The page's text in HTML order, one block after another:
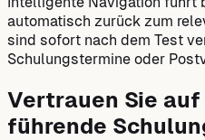
automatisch zurück zum
sind sofort nach dem Test
Schulungstermine oder
Vertrauen Sie
führende